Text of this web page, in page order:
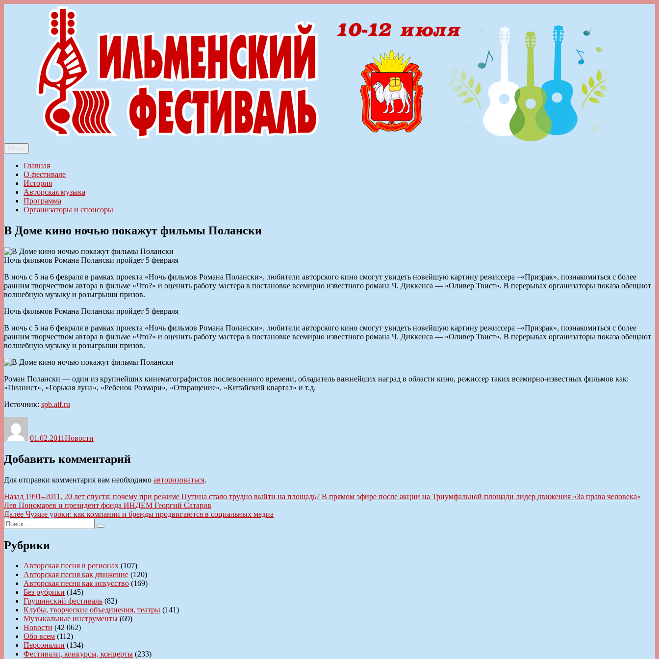
содержимому
Ильменский фестиваль авторской песни
Меню
Главная
О фестивале
История
Авторская музыка
Программа
Организаторы и спонсоры
В Доме кино ночью покажут фильмы Полански
Ночь фильмов Романа Полански пройдет 5 февраля
В ночь с 5 на 6 февраля в рамках проекта «Ночь фильмов Романа Полански», любители авторского кино смогут увидеть новейшую картину режиссера –«Призрак», познакомиться с более
ранним творчеством автора в фильме «Что?» и оценить работу мастера в постановке всемирно известного романа Ч. Диккенса — «Оливер Твист». В перерывах организаторы показа обещают
волшебную музыку и розыгрыши призов.
Ночь фильмов Романа Полански пройдет 5 февраля
В ночь с 5 на 6 февраля в рамках проекта «Ночь фильмов Романа Полански», любители авторского кино смогут увидеть новейшую картину режиссера –«Призрак», познакомиться с более
ранним творчеством автора в фильме «Что?» и оценить работу мастера в постановке всемирно известного романа Ч. Диккенса — «Оливер Твист». В перерывах организаторы показа обещают
волшебную музыку и розыгрыши призов.
Роман Полански — один из крупнейших кинематографистов послевоенного времени, обладатель важнейших наград в области кино, режиссер таких всемирно-известных фильмов как:
«Пианист», «Горькая луна», «Ребенок Розмари», «Отвращение», «Китайский квартал» и т.д.
Источник: spb.aif.ru
01.02.2011Новости
Добавить комментарий
Для отправки комментария вам необходимо авторизоваться.
Навигация
по
записям
Назад Предыдущая
запись:
1991–2011. 20 лет спустя: почему при режиме Путина стало трудно выйти на площадь? В прямом эфире после акции на Триумфальной площади лидер движения «За права человека»
Лев Пономарев и президент фонда ИНДЕМ Георгий Сатаров
Далее Следующая
Чужие уроки: как компании и бренды продвигаются в социальных медиа
Искать:
Поиск
Рубрики
Авторская песня в регионах (107)
Авторская песня как движение (120)
Авторская песня как искусство (169)
Без рубрики (145)
Грушинский фестиваль (82)
Клубы, творческие объединения, театры (141)
Музыкальные инструменты (69)
Новости (42 062)
Обо всем (112)
Персоналии (134)
Фестивали, конкурсы, концерты (233)